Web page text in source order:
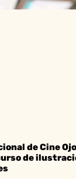
de Cine
de